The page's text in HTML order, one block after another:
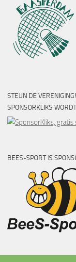
STEUN DE
SPONSORKLIKS
BEES-SPORT IS